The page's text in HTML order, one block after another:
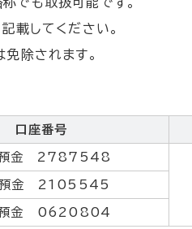
載してください。
免除されます。
口座番号
預金 2787548
預金 2105545
預金 0620804